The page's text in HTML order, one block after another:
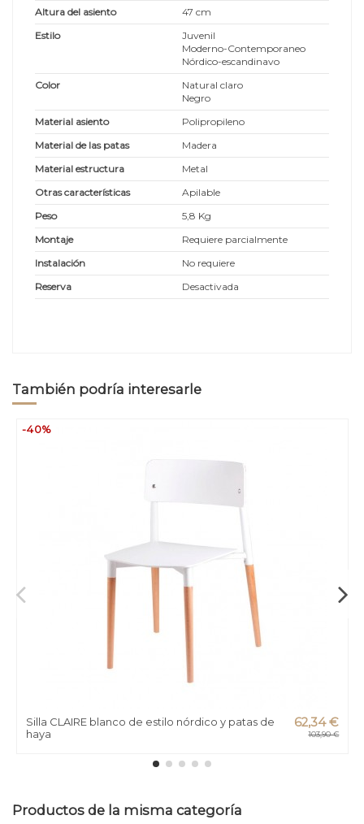
Altura del asiento
47 cm
Estilo
Juvenil
Moderno-Contemporaneo
Nórdico-escandinavo
Color
Natural claro
Negro
Material asiento
Polipropileno
Material de las patas
Madera
Material estructura
Metal
Otras características
Apilable
Peso
5,8 Kg
Montaje
Requiere parcialmente
Instalación
No requiere
Reserva
Desactivada
También podría interesarle
-40%
Silla CLAIRE blanco de estilo nórdico y patas de
haya
62,34 €
103,90 €
Productos de la misma categoría